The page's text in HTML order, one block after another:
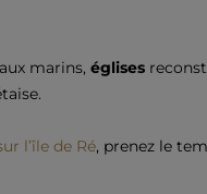
marins, églises
l’île de Ré, prenez le